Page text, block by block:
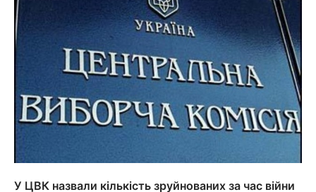
У ЦВК назвали кількість зруйнованих за час війни